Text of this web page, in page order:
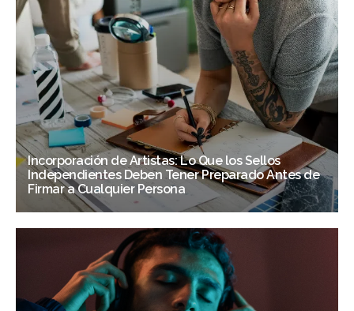
Incorporación de Artistas: Lo Que los Sellos
Independientes Deben Tener Preparado Antes de
Firmar a Cualquier Persona